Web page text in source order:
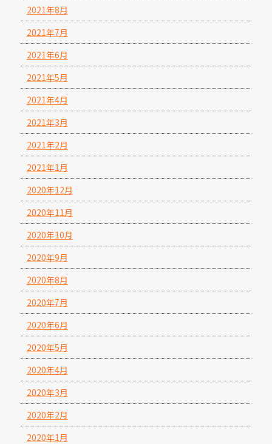
2021年8月
2021年7月
2021年6月
2021年5月
2021年4月
2021年3月
2021年2月
2021年1月
2020年12月
2020年11月
2020年10月
2020年9月
2020年8月
2020年7月
2020年6月
2020年5月
2020年4月
2020年3月
2020年2月
2020年1月